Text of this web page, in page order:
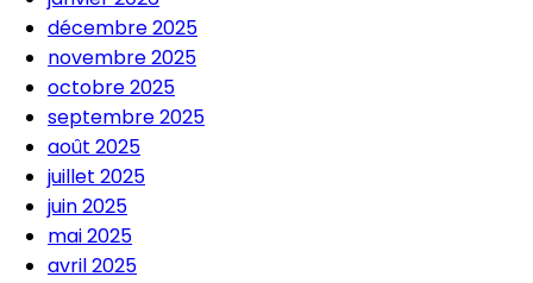
décembre 2025
novembre 2025
octobre 2025
septembre 2025
août 2025
juillet 2025
juin 2025
mai 2025
avril 2025